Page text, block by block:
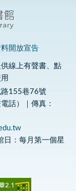
開放宣告
線上有聲書、點
路155巷76號
話）｜傳真：
日：每月第一個星